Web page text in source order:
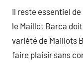
Il reste essentiel
le Maillot Barca
variété de Maillots
faire plaisir sans